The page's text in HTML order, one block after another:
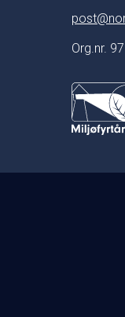
Org.nr.